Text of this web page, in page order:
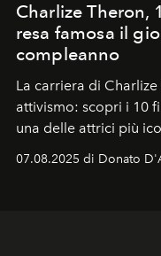
Charlize Theron,
resa famosa il
compleanno
La carriera di
attivismo: scopri i 10
una delle attrici più
07.08.2025 di Donato